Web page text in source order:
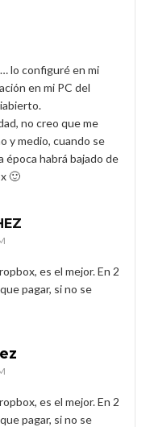
lo configuré en mi
en mi PC del
no creo que me
y medio, cuando se
época habrá bajado de
🙂
es el mejor. En 2
pagar, si no se
es el mejor. En 2
pagar, si no se